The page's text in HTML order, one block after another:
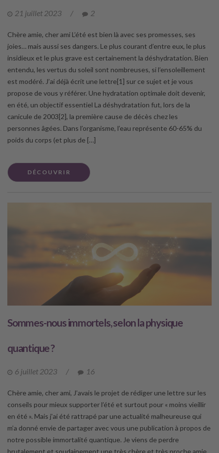
21 juillet 2023 / 2
Chère amie, cher ami L’été est bien là avec ses promesses, ses
joies… mais aussi ses dangers. Le plus courant d’entre eux, le plus
insidieux et le plus grave est certainement la déshydratation. Bien
entendu, les vertus du soleil sont nombreuses, si l’ensoleillement
est modéré. J’ai déjà écrit une lettre[1] sur ce sujet et je vous
propose de vous y référer. Une hydratation optimale doit devenir,
en été, un objectif essentiel La déshydratation fut, lors de la
canicule de 2003[2], la première cause de décès chez les
personnes âgées. Dans l’organisme, l’eau représente 60-65% du
poids du corps (et plus de […]
DÉCOUVRIR
Sommes-nous immortels, selon la physique
quantique ?
6 juillet 2023 / 16
Chère amie, cher ami, J’avais le projet de rédiger une lettre sur les
conseils pour mieux supporter l’été et surtout pour « moins vieillir
en été ». Mais j’ai été rattrapé par une actualité malheureuse qui
m’a donné envie de partager avec vous une publication à propos de
notre possible immortalité quantique. Je viens de perdre
brutalement et soudainement une très chère et très proche amie,